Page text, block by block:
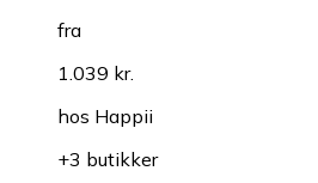
fra
1.039 kr.
hos Happii
+3 butikker